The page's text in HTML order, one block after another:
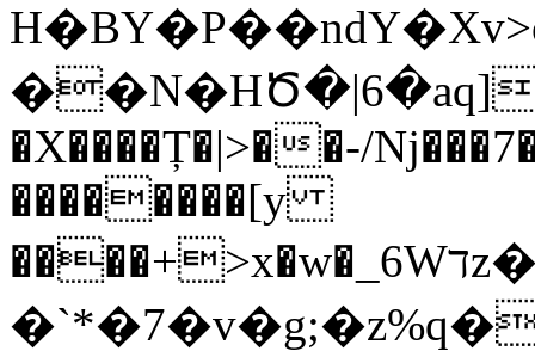
�X����Ț�|>��-/
��������[y
����+>x�w�_6Wדz�tr���>x�w�}Wwqt1��/